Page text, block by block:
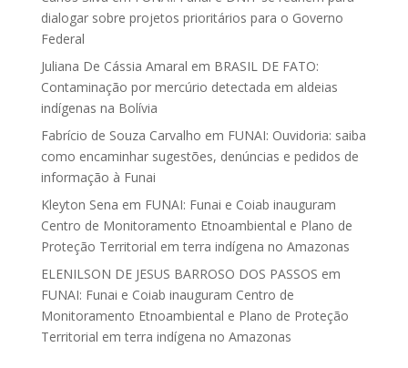
dialogar sobre projetos prioritários para o Governo
Federal
Juliana De Cássia Amaral em BRASIL DE FATO:
Contaminação por mercúrio detectada em aldeias
indígenas na Bolívia
Fabrício de Souza Carvalho em FUNAI: Ouvidoria: saiba
como encaminhar sugestões, denúncias e pedidos de
informação à Funai
Kleyton Sena em FUNAI: Funai e Coiab inauguram
Centro de Monitoramento Etnoambiental e Plano de
Proteção Territorial em terra indígena no Amazonas
ELENILSON DE JESUS BARROSO DOS PASSOS em
FUNAI: Funai e Coiab inauguram Centro de
Monitoramento Etnoambiental e Plano de Proteção
Territorial em terra indígena no Amazonas